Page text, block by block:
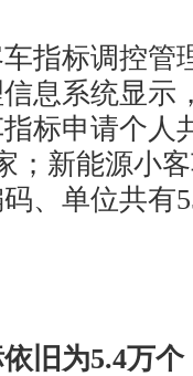
指标调控管
息系统显示
标申请个人
；新能源小
、单位共有
旧为5.4万